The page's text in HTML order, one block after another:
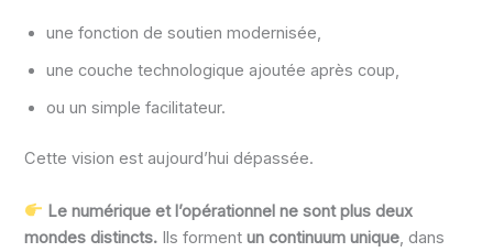
une fonction de soutien modernisée,
une couche technologique ajoutée après coup,
ou un simple facilitateur.
Cette vision est aujourd’hui dépassée.
Le numérique et l’opérationnel ne sont plus deux
mondes distincts. Ils formentun continuum unique , dans